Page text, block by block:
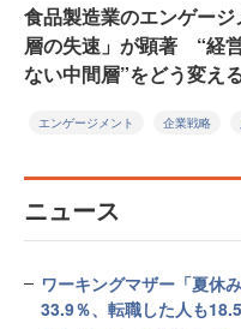
食品製造業のエンゲー
層の失速」が顕著 “経
ない中間層”をどう変え
エンゲージメント 企業戦略
ニュース
ワーキングマザー「夏休
33.9％、転職した人も